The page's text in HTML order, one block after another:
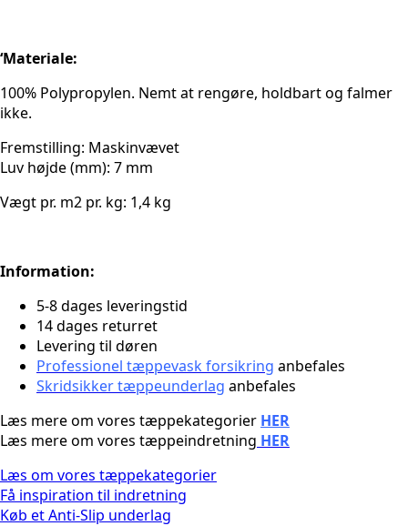
‘Materiale:
100% Polypropylen. Nemt at rengøre, holdbart og falmer
ikke.
Fremstilling: Maskinvævet
Luv højde (mm): 7 mm
Vægt pr. m2 pr. kg: 1,4 kg
Information:
5-8 dages leveringstid
14 dages returret
Levering til døren
Professionel tæppevask forsikring anbefales
Skridsikker tæppeunderlag anbefales
Læs mere om vores tæppekategorier HER
Læs mere om vores tæppeindretning HER
Læs om vores tæppekategorier
Få inspiration til indretning
Køb et Anti-Slip underlag